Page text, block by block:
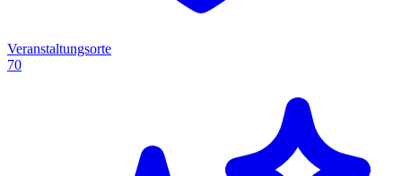
Veranstaltungsorte
70